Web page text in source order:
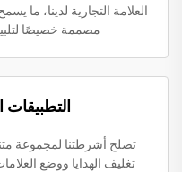
العلامة التجارية لدينا، ما
مصممة خصيصًا
تصلح أشرطتنا لمجموعة
تغليف الهدايا ووضع